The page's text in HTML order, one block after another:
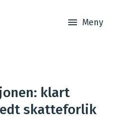
Meny
klart
skatteforlik